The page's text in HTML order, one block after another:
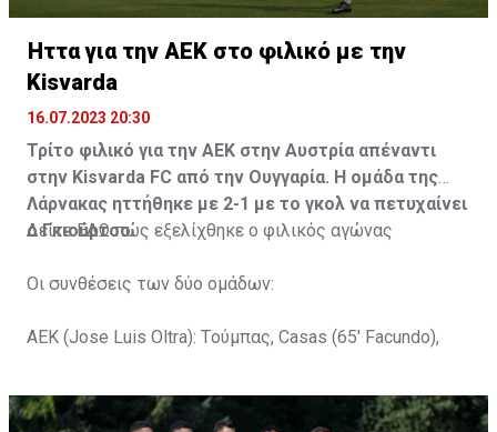
Ήττα για την ΑΕΚ στο φιλικό με την
Kisvarda
16.07.2023 20:30
Τρίτο φιλικό για την ΑΕΚ στην Αυστρία απέναντι
στην Kisvarda FC από την Ουγγαρία. Η ομάδα της
Λάρνακας ηττήθηκε με 2-1 με το γκολ να πετυχαίνει
ο Γκιούρτσο.
ΔείτεΕΔΩπώς εξελίχθηκε ο φιλικός αγώνας
Οι συνθέσεις των δύο ομάδων:
ΑΕΚ (Jose Luis Oltra): Tούμπας, Casas (65' Facundo),
Gyurcso), Κaptoum (46' Καψής (65' Mάμας), Roberge (65'
Tomovic), Aνδρέου (65' Angel) , Κωνσταντή (65' Sol),